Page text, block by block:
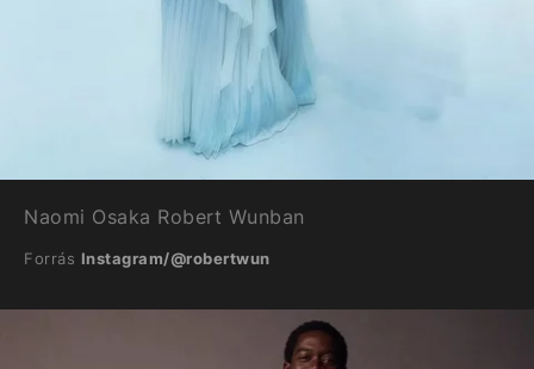
Naomi Osaka Robert Wunban
Forrás Instagram/@robertwun